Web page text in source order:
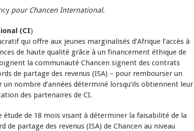
pour Chancen International.
(CI)
qui offre aux jeunes marginalisés d’Afrique l’accès à
de haute qualité grâce à un financement éthique de
la communauté Chancen signent des contrats
de partage des revenus (ISA) – pour rembourser un
un nombre d’années déterminé lorsqu’ils obtiennent leur
des partenaires de CI.
étude de 18 mois visant à déterminer la faisabilité de la
de partage des revenus (ISA) de Chancen au niveau